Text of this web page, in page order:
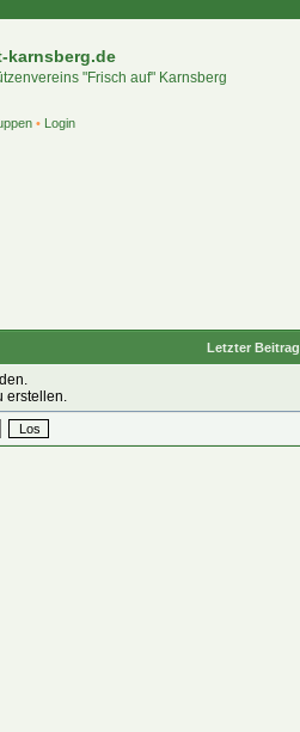
karnsberg.de
"Frisch auf" Karnsberg
• Login
Letzter Beitrag
erstellen.